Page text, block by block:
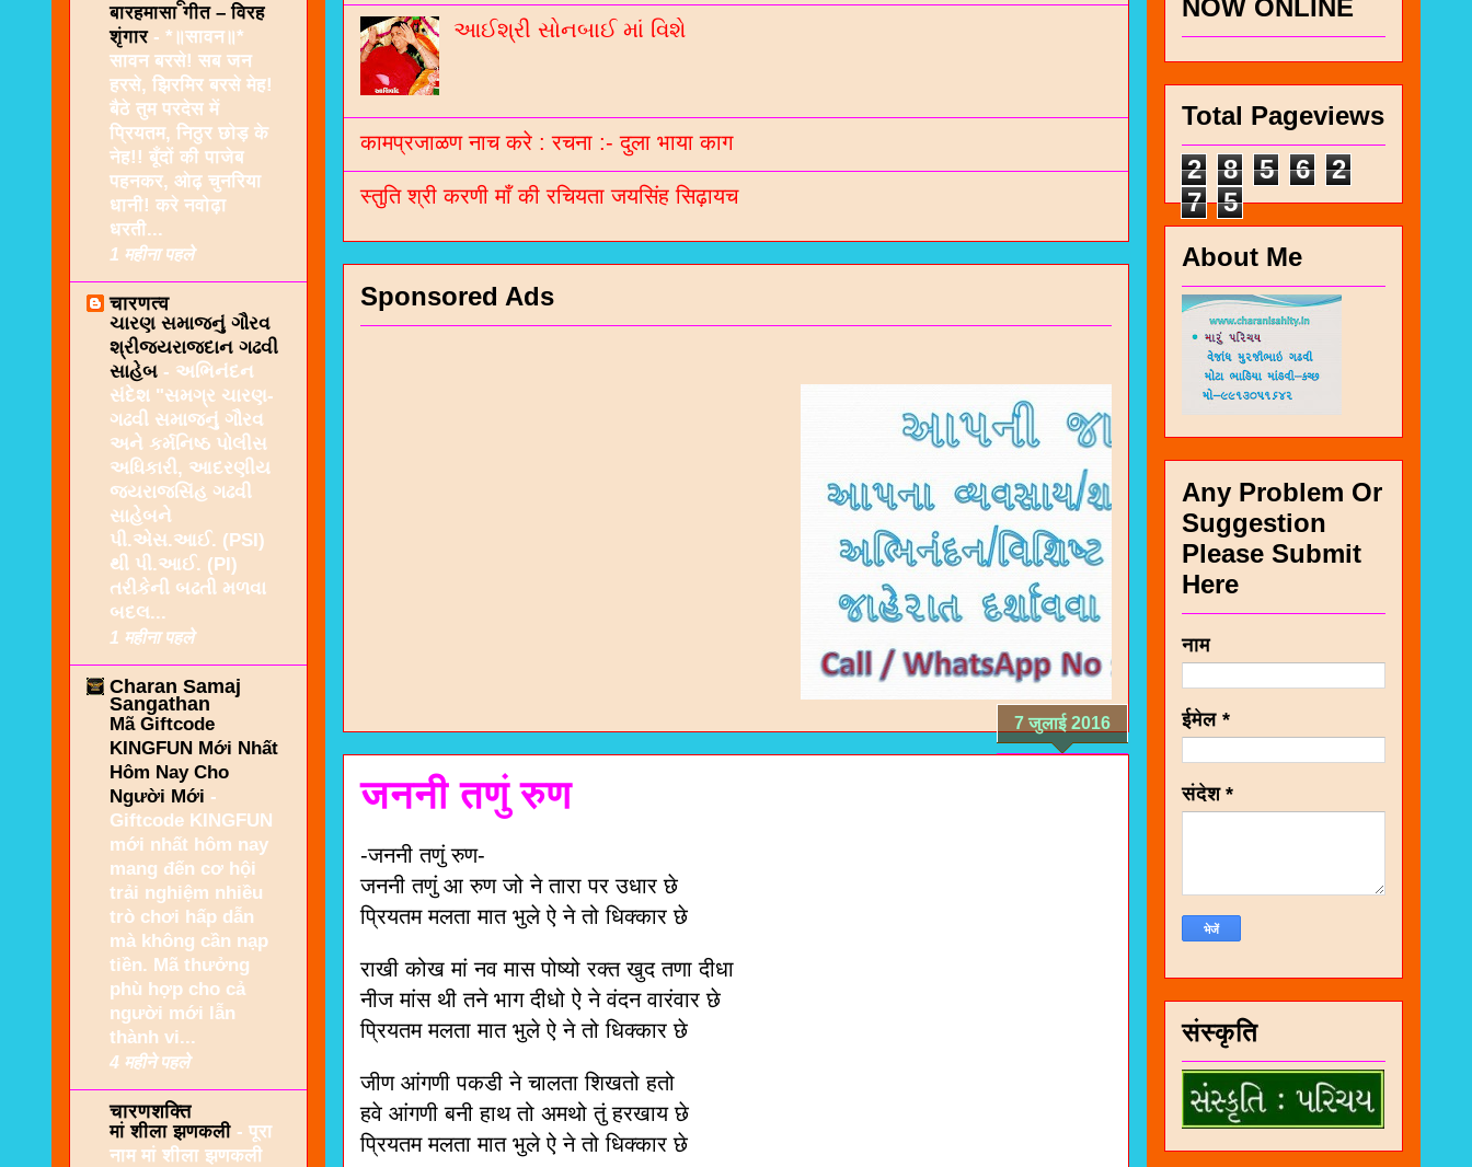
આઈશ્રી સોનબાઈ માં વિશે
कामप्रजाळण नाच करे : रचना :- दुला भाया काग
स्तुति श्री करणी माँ की रचियता जयसिंह सिढ़ायच
Sponsored Ads
7 जुलाई 2016
जननी तणुं रुण
-जननी तणुं रुण-
जननी तणुं आ रुण जो ने तारा पर उधार छे
प्रियतम मलता मात भुले ऐ ने तो धिक्कार छे
राखी कोख मां नव मास पोष्यो रक्त खुद तणा दीधा
नीज मांस थी तने भाग दीधो ऐ ने वंदन वारंवार छे
प्रियतम मलता मात भुले ऐ ने तो धिक्कार छे
जीण आंगणी पकडी ने चालता शिखतो हतो
हवे आंगणी बनी हाथ तो अमथो तुं हरखाय छे
प्रियतम मलता मात भुले ऐ ने तो धिक्कार छे
बारहमासा गीत – विरह
शृंगार - *॥सावन॥*
सावन बरसे! सब जन
हरसे, झिरमिर बरसे मेह!
बैठे तुम परदेस में
प्रियतम, निठुर छोड़ के
नेह!! बूँदों की पाजेब
पहनकर, ओढ़ चुनरिया
धानी! करे नवोढ़ा
धरती...
1 महीना पहले
चारणत्व
ચારણ સમાજનું ગૌરવ
શ્રીજયરાજદાન ગઢવી
સાહેબ - અભિનંદન
સંદેશ "સમગ્ર ચારણ-
ગઢવી સમાજનું ગૌરવ
અને કર્મનિષ્ઠ પોલીસ
અધિકારી, આદરણીય
જયરાજસિંહ ગઢવી
સાહેબને
પી.એસ.આઈ. (PSI)
થી પી.આઈ. (PI)
તરીકેની બઢતી મળવા
બદલ...
1 महीना पहले
Charan Samaj
Sangathan
Mã Giftcode
KINGFUN Mới Nhất
Hôm Nay Cho
Người Mới -
Giftcode KINGFUN
mới nhất hôm nay
mang đến cơ hội
trải nghiệm nhiều
trò chơi hấp dẫn
mà không cần nạp
tiền. Mã thưởng
phù hợp cho cả
người mới lẫn
thành vi...
4 महीने पहले
चारणशक्ति
मां शीला झणकली - पूरा
नाम मां शीला झणकली
NOW ONLINE
Total Pageviews
2
8 5 6
2
7
5
About Me
Any Problem Or
Suggestion
Please Submit
Here
नाम
ईमेल *
संदेश *
संस्कृति